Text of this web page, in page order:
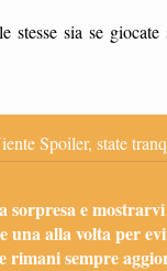
stesse sia se giocate
Spoiler, state
e
una alla volta per
rimani sempre